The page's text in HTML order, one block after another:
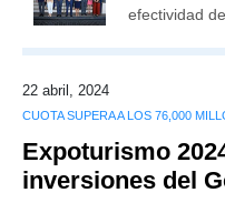
efectividad
22 abril, 2024
CUOTA SUPERA A LOS 76,000
Expoturismo
inversiones del